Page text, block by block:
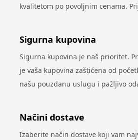
kvalitetom po povoljnim cenama.
Sigurna kupovina
Sigurna kupovina je naš prioritet.
je vaša kupovina zaštićena od
našu pouzdanu uslugu i pažljivo
Načini dostave
Izaberite način dostave koji vam